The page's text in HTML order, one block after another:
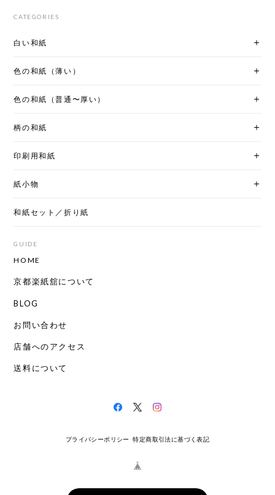
CATEGORIES
白い和紙
色の和紙（薄い）
色の和紙（普通〜厚い）
柄の和紙
印刷用和紙
紙小物
和紙セット／折り紙
GUIDE
HOME
京都楽紙舘について
BLOG
お問い合わせ
店舗へのアクセス
送料について
プライバシーポリシー 特定商取引法に基づく表記